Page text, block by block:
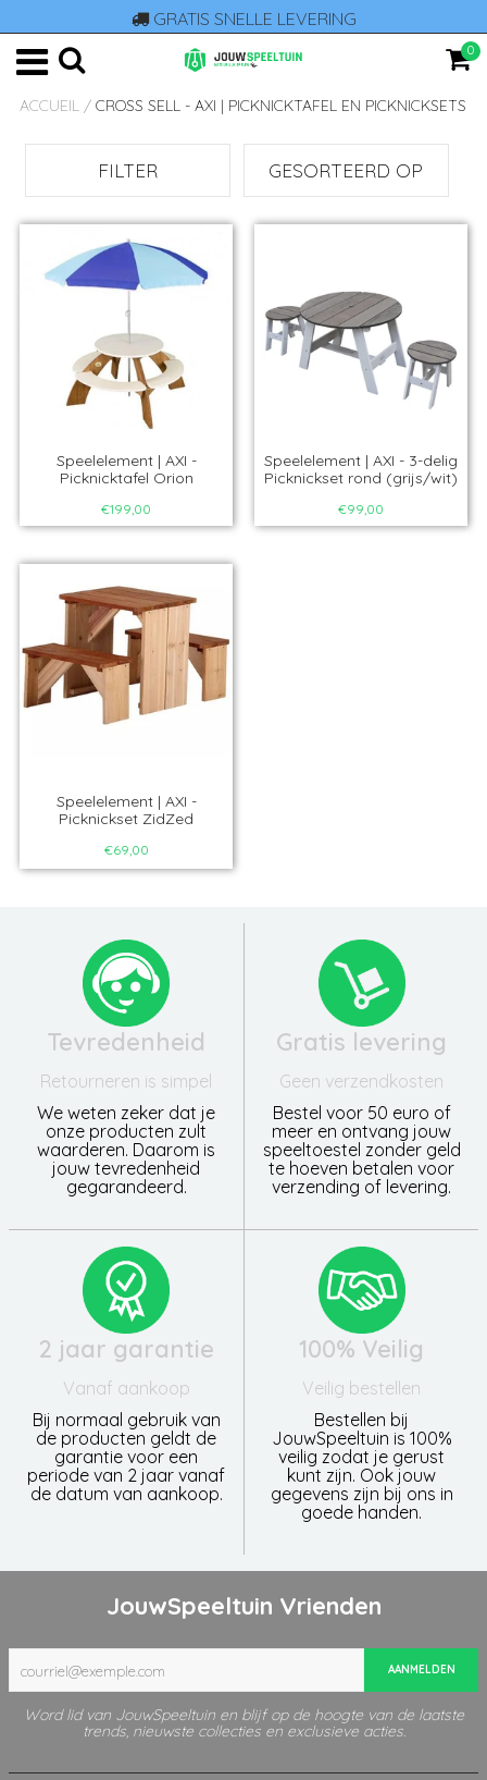
GRATIS SNELLE LEVERING
0
ACCUEIL / CROSS SELL - AXI | PICKNICKTAFEL EN PICKNICKSETS
FILTER GESORTEERD OP
Speelelement | AXI -
Picknicktafel Orion
€199,00
Speelelement | AXI - 3-delig
Picknickset rond (grijs/wit)
€99,00
Speelelement | AXI -
Picknickset ZidZed
€69,00
Tevredenheid
Retourneren is simpel
We weten zeker dat je
onze producten zult
waarderen. Daarom is
jouw tevredenheid
gegarandeerd.
Gratis levering
Geen verzendkosten
Bestel voor 50 euro of
meer en ontvang jouw
speeltoestel zonder geld
te hoeven betalen voor
verzending of levering.
2 jaar garantie
Vanaf aankoop
Bij normaal gebruik van
de producten geldt de
garantie voor een
periode van 2 jaar vanaf
de datum van aankoop.
100% Veilig
Veilig bestellen
Bestellen bij
JouwSpeeltuin is 100%
veilig zodat je gerust
kunt zijn. Ook jouw
gegevens zijn bij ons in
goede handen.
JouwSpeeltuin Vrienden
AANMELDEN
Word lid van JouwSpeeltuin en blijf op de hoogte van de laatste
trends, nieuwste collecties en exclusieve acties.